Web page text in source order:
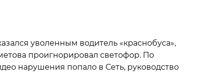
уволенным водитель «краснобуса»,
проигнорировал светофор. По
нарушения попало в Сеть, руководство